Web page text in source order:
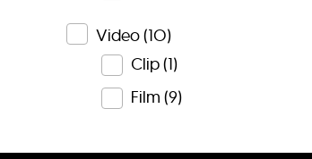
Video(10)
Clip (1)
Film (9)